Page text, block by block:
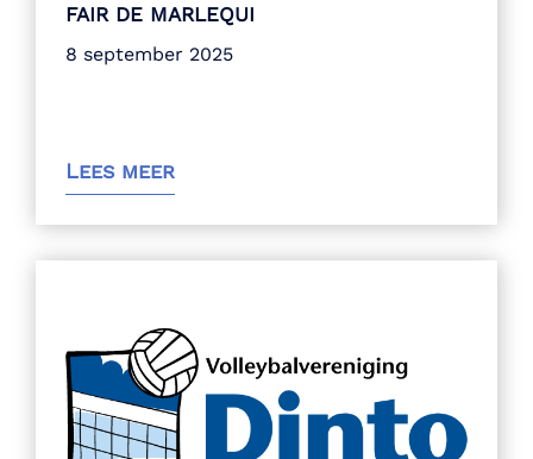
FAIR DE MARLEQUI
8 september 2025
Lees meer